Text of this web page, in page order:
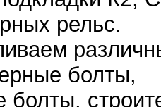
рельс.
болты,